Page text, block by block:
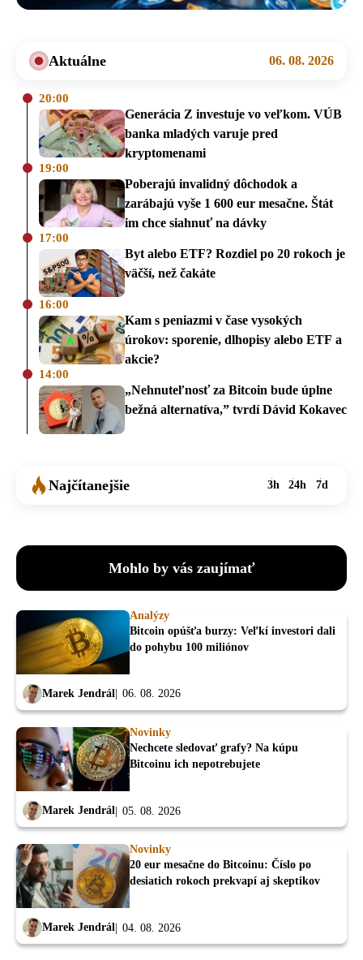
Aktuálne 06. 08. 2026
20:00
Generácia Z investuje vo veľkom. VÚB
banka mladých varuje pred
kryptomenami
19:00
Poberajú invalidný dôchodok a
zarábajú vyše 1 600 eur mesačne. Štát
im chce siahnuť na dávky
17:00
Byt alebo ETF? Rozdiel po 20 rokoch je
väčší, než čakáte
16:00
Kam s peniazmi v čase vysokých
úrokov: sporenie, dlhopisy alebo ETF a
akcie?
14:00
„Nehnuteľnosť za Bitcoin bude úplne
bežná alternatíva,” tvrdí Dávid Kokavec
Najčítanejšie 3h 24h 7d
Mohlo by vás zaujímať
Analýzy
Bitcoin opúšťa burzy: Veľkí investori dali
do pohybu 100 miliónov
Marek Jendrál 06. 08. 2026
Novinky
Nechcete sledovať grafy? Na kúpu
Bitcoinu ich nepotrebujete
Marek Jendrál 05. 08. 2026
Novinky
20 eur mesačne do Bitcoinu: Číslo po
desiatich rokoch prekvapí aj skeptikov
Marek Jendrál 04. 08. 2026